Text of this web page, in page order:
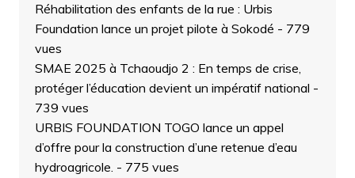
Réhabilitation des enfants de la rue : Urbis
Foundation lance un projet pilote à Sokodé - 779
vues
SMAE 2025 à Tchaoudjo 2 : En temps de crise,
protéger l’éducation devient un impératif national -
739 vues
URBIS FOUNDATION TOGO lance un appel
d’offre pour la construction d’une retenue d’eau
hydroagricole. - 775 vues